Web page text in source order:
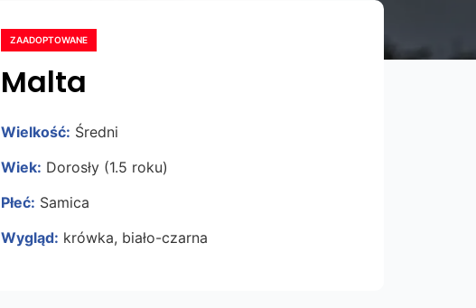
ZAADOPTOWANE
Malta
Wielkość: Średni
Wiek: Dorosły (1.5 roku)
Płeć: Samica
Wygląd: krówka, biało-czarna